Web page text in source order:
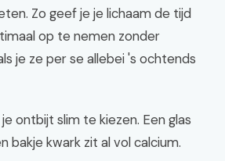
Zo geef je je lichaam de tijd
op te nemen zonder
je ze per se allebei 's ochtends
ontbijt slim te kiezen. Een glas
bakje kwark zit al vol calcium.